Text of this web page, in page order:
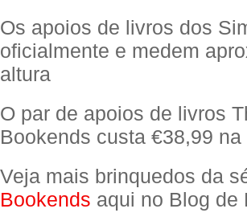
Os apoios de livros dos
oficialmente e medem
altura
O par de apoios de livros
Bookends custa €38,99 na
Veja mais brinquedos da
Bookends aqui no Blog de